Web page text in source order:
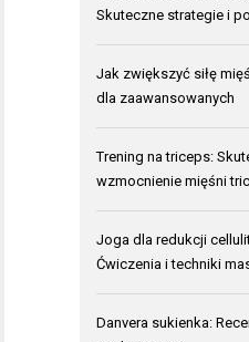
Skuteczne strategie i
Jak zwiększyć siłę
dla zaawansowanych
Trening na triceps:
wzmocnienie mięśni
Joga dla redukcji
Ćwiczenia i techniki
Danvera sukienka: